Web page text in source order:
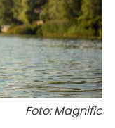
Foto: Magnific